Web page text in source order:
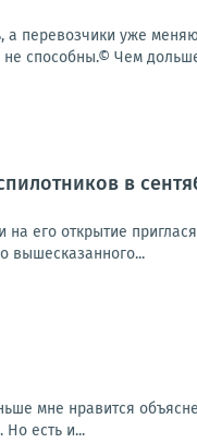
а перевозчики уже
не способны.© Чем
в
его открытие
вышесказанного...
мне нравится
Но есть и...